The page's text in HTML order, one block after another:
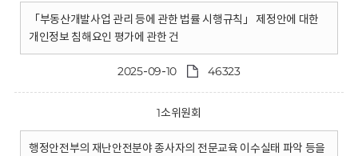
「부동산개발사업 관리 등에 관한 법률 시행규칙」 제정안에 대한
개인정보 침해요인 평가에 관한 건
2025-09-10 46323
1소위원회
행정안전부의 재난안전분야 종사자의 전문교육 이수실태 파악 등을